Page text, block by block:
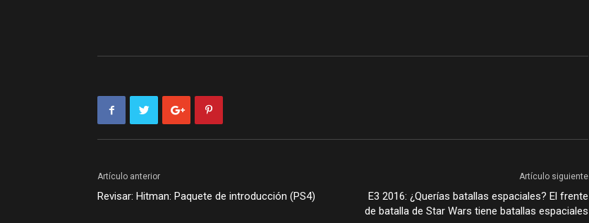
Artículo anterior
Revisar: Hitman: Paquete de introducción (PS4)
Artículo siguiente
E3 2016: ¿Querías batallas espaciales? El frente
de batalla de Star Wars tiene batallas espaciales